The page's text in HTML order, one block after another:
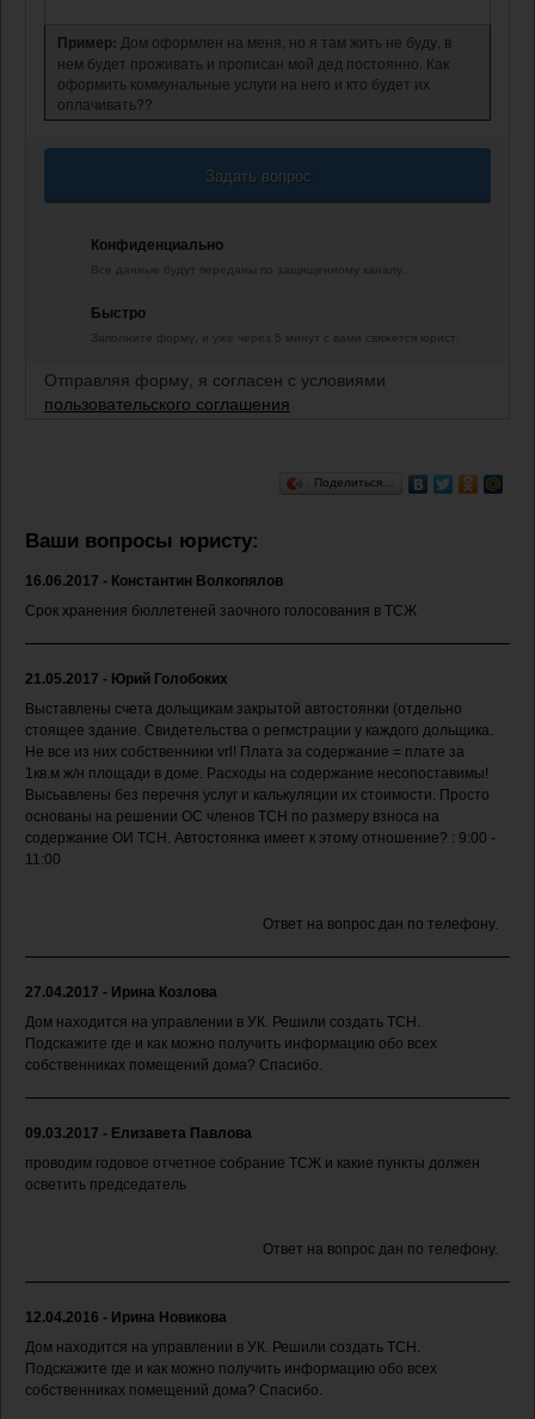
Пример: Дом оформлен на меня, но я там жить не буду, в
нем будет проживать и прописан мой дед постоянно. Как
оформить коммунальные услуги на него и кто будет их
оплачивать??
Задать вопрос
Конфиденциально
Все данные будут переданы по защищенному каналу.
Быстро
Заполните форму, и уже через 5 минут с вами свяжется юрист.
Отправляя форму, я согласен с условиями
пользовательского соглашения
Поделиться…
Ваши вопросы юристу:
16.06.2017 - Константин Волкопялов
Срок хранения бюллетеней заочного голосования в ТСЖ
21.05.2017 - Юрий Голобоких
Выставлены счета дольщикам закрытой автостоянки (отдельно
стоящее здание. Свидетельства о регмстрации у каждого дольщика.
Не все из них собственники vrl! Плата за содержание = плате за
1кв.м ж/н площади в доме. Расходы на содержание несопоставимы!
Высьавлены без перечня услуг и калькуляции их стоимости. Просто
основаны на решении ОС членов ТСН по размеру взноса на
содержание ОИ ТСН. Автостоянка имеет к этому отношение? : 9:00 -
11:00
Ответ на вопрос дан по телефону.
27.04.2017 - Ирина Козлова
Дом находится на управлении в УК. Решили создать ТСН.
Подскажите где и как можно получить информацию обо всех
собственниках помещений дома? Спасибо.
09.03.2017 - Елизавета Павлова
проводим годовое отчетное собрание ТСЖ и какие пункты должен
осветить председатель
Ответ на вопрос дан по телефону.
12.04.2016 - Ирина Новикова
Дом находится на управлении в УК. Решили создать ТСН.
Подскажите где и как можно получить информацию обо всех
собственниках помещений дома? Спасибо.